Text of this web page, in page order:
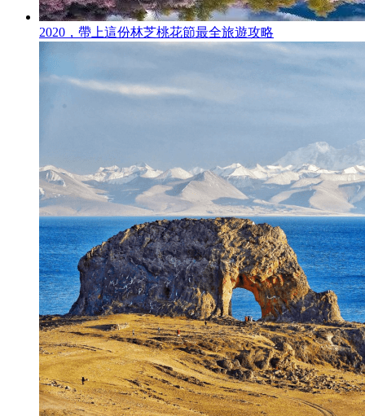
2020，帶上這份林芝桃花節最全旅遊攻略